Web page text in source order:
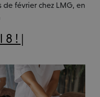
février chez LMG, en
8 ! |